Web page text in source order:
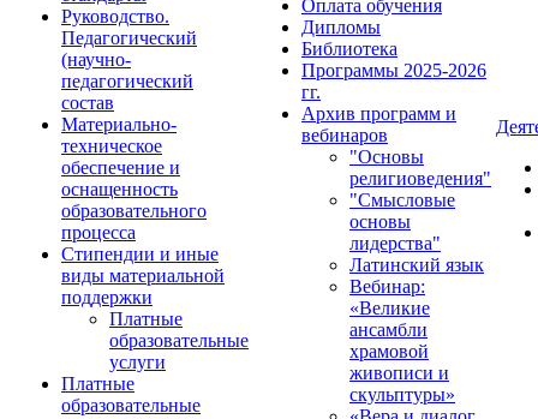
Руководство.
Педагогический
(научно-
педагогический
состав
Материально-
техническое
обеспечение и
оснащенность
образовательного
процесса
Стипендии и иные
виды материальной
поддержки
Платные
образовательные
услуги
Платные
образовательные
Оплата обучения
Дипломы
Библиотека
Программы 2025-2026
гг.
Архив программ и
вебинаров
"Основы
религиоведения"
"Смысловые
основы
лидерства"
Латинский язык
Вебинар:
«Великие
ансамбли
храмовой
живописи и
скульптуры»